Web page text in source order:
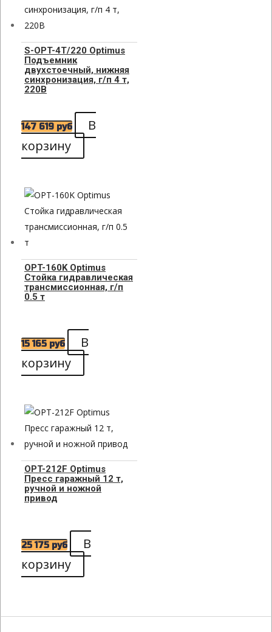
S-OPT-4T/220 Optimus
Подъемник
двухстоечный, нижняя
синхронизация, г/п 4 т,
220В
147 619 руб
В
корзину
OPT-160K Optimus
Стойка гидравлическая
трансмиссионная, г/п
0.5 т
15 165 руб
В
корзину
OPT-212F Optimus
Пресс гаражный 12 т,
ручной и ножной
привод
25 175 руб
В
корзину